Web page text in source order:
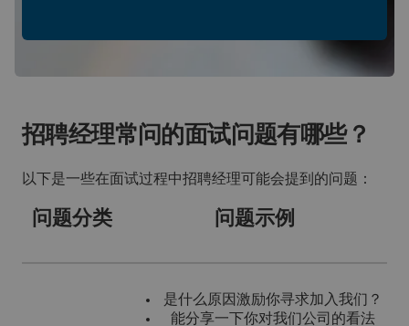
招聘经理常问的面试问题有哪些？
以下是一些在面试过程中招聘经理可能会提到的问题：
问题分类 问题示例
是什么原因激励你寻求加入我们？
能分享一下你对我们公司的看法